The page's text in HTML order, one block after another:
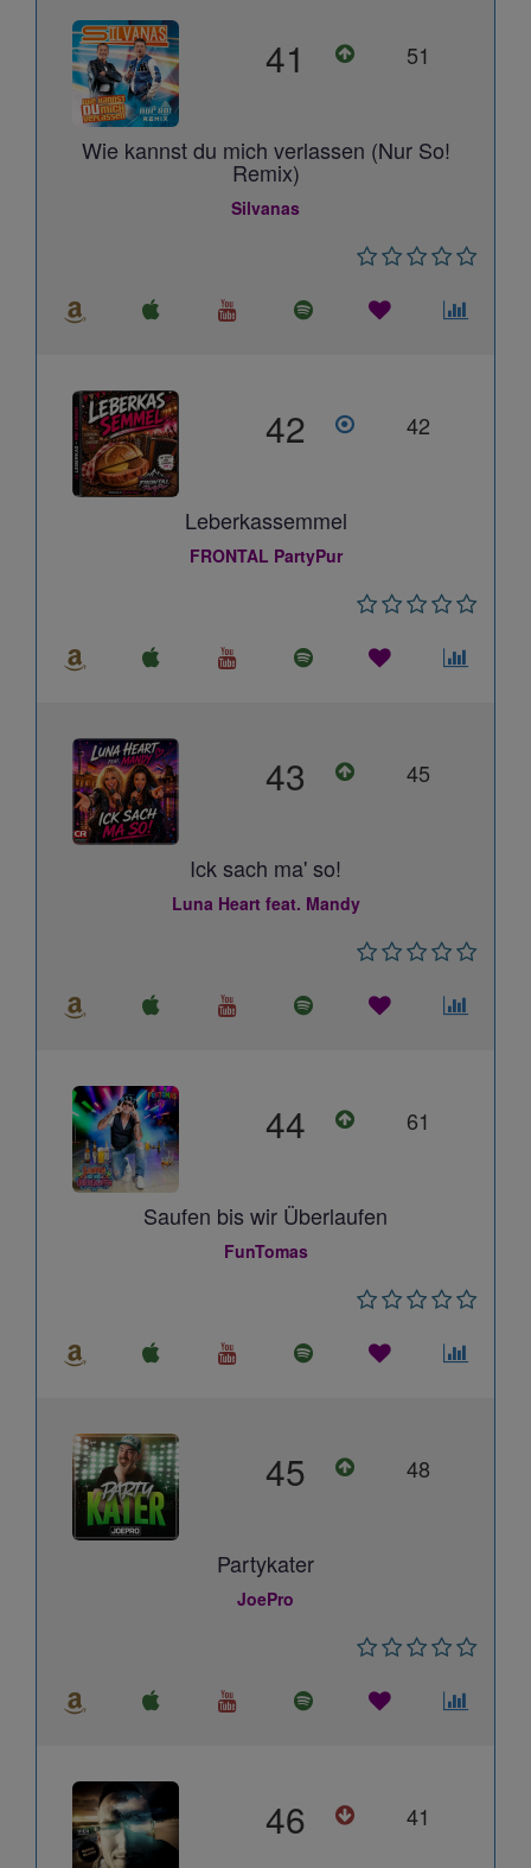
41 51
Wie kannst du mich verlassen (Nur So!
Remix)
Silvanas
42 42
Leberkassemmel
FRONTAL PartyPur
43 45
Ick sach ma' so!
Luna Heart feat. Mandy
44 61
Saufen bis wir Überlaufen
FunTomas
45 48
Partykater
JoePro
46 41